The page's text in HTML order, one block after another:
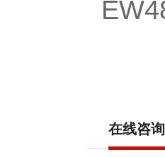
在线咨询